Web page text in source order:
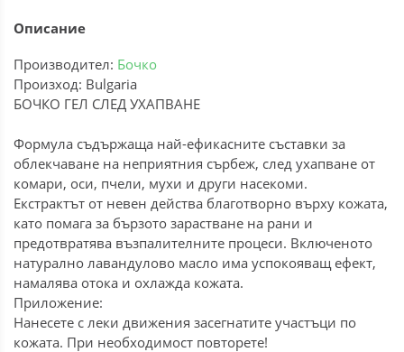
Описание
Производител: Бочко
Произход: Bulgaria
БОЧКО ГЕЛ СЛЕД УХАПВАНЕ
Формула съдържаща най-ефикасните съставки за
облекчаване на неприятния сърбеж, след ухапване от
комари, оси, пчели, мухи и други насекоми.
Екстрактът от невен действа благотворно върху кожата,
като помага за бързото зарастване на рани и
предотвратява възпалителните процеси. Включеното
натурално лавандулово масло има успокояващ ефект,
намалява отока и охлажда кожата.
Приложение:
Нанесете с леки движения засегнатите участъци по
кожата. При необходимост повторете!